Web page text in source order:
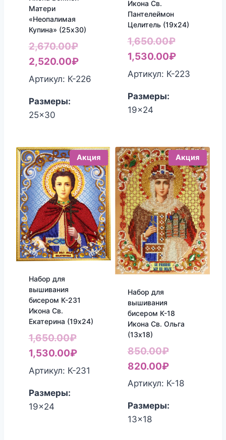
Матери
«Неопалимая
Купина» (25х30)
2,670.00₽Первоначальная
цена
составляла
2,670.00₽.
2,520.00₽Текущая
цена:
2,520.00₽.
Артикул: К-226
Размеры:
25x30
Икона Св.
Пантелеймон
Целитель (19х24)
1,650.00₽
цена
1,530.00₽Текущая
цена:
Артикул: К-223
Размеры:
19x24
Акция
Набор для
вышивания
бисером К-231
Икона Св.
Екатерина (19х24)
1,650.00₽Первоначальная
цена
составляла
1,530.00₽Текущая
цена:
Артикул: К-231
Размеры:
19x24
Акция
Набор для
вышивания
бисером К-18
Икона Св. Ольга
(13х18)
850.00₽
цена
составляла
820.00₽Текущая
цена:
Артикул: К-18
Размеры:
13x18